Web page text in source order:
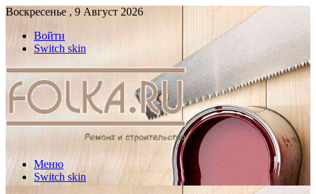
Воскресенье , 9 Август 2026
Войти
Switch skin
Меню
Switch skin